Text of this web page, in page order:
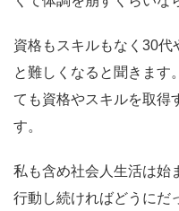
資格もスキルもなく30代
と難しくなると聞きます
ても資格やスキルを取得
す。
私も含め社会人生活は始
行動し続ければどうにだ